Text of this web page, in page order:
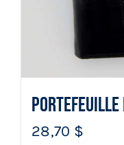
Portefeuille
28,70 $